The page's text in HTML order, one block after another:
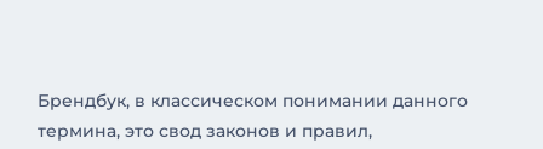
Брендбук, в классическом понимании данного
термина, это свод законов и правил,